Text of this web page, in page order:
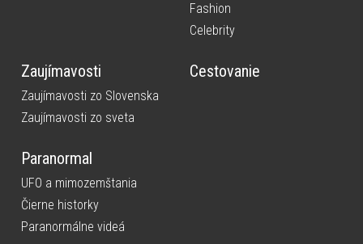
Fashion
Celebrity
Zaujímavosti
Zaujímavosti zo Slovenska
Zaujímavosti zo sveta
Cestovanie
Paranormal
UFO a mimozemštania
Čierne historky
Paranormálne videá